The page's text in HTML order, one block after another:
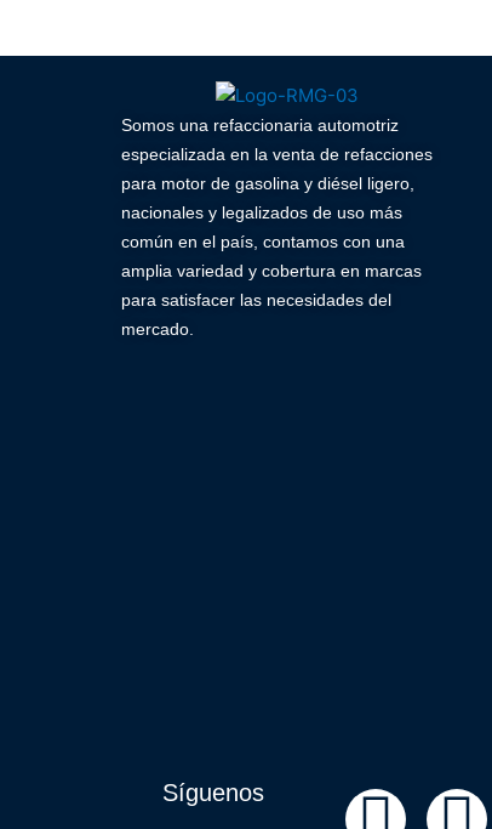
Somos una refaccionaria automotriz
especializada en la venta de refacciones
para motor de gasolina y diésel ligero,
nacionales y legalizados de uso más
común en el país, contamos con una
amplia variedad y cobertura en marcas
para satisfacer las necesidades del
mercado.
Síguenos